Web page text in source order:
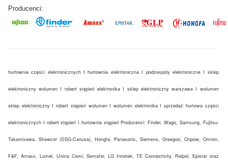
Producenci:
hurtownia części elektronicznych I hurtownia elektroniczna I podzespoly elektroniczne I sklep
elektroniczny wolumen I robert stępień elektronika I sklep elektroniczny warszawa I wolumen
sklep elektroniczny I robert stępień wolumen I wolumen elektronika I sprzedaż hurtowa części
elektronicznych I robert stępień I hurtownia stępień Producenci: Finder, Wago, Samsung, Fujitsu-
Takamisawa, Shawcor (DSG-Canusa), Hongfa, Panasonic, Siemens, Greegoo, Onpow, Omron,
F&F, Amass, Lumel, Unitra Cemi, Semafor, LG Innotek, TE Connectivity, Relpol, Epistar oraz